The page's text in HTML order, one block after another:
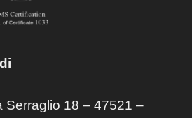
Serraglio 18 – 47521 –